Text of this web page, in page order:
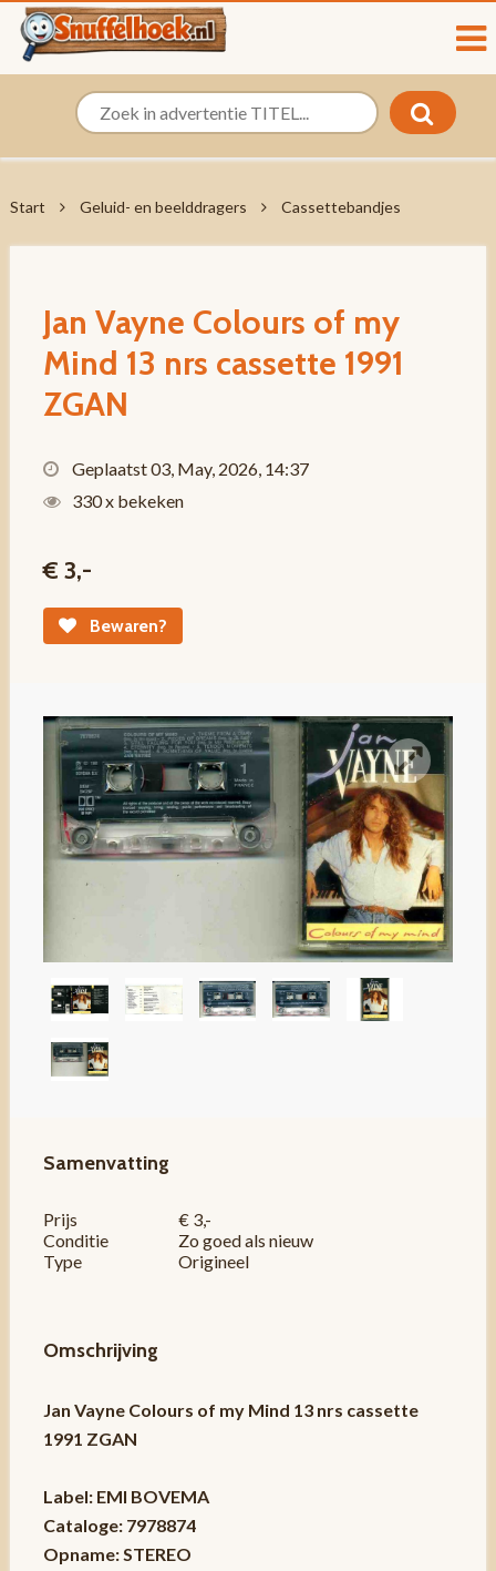
Start Geluid- en beelddragers Cassettebandjes
Jan Vayne Colours of my
Mind 13 nrs cassette 1991
ZGAN
Geplaatst 03, May, 2026, 14:37
330 x bekeken
€ 3,-
Bewaren?
Samenvatting
Prijs
€ 3,-
Conditie
Zo goed als nieuw
Type
Origineel
Omschrijving
Jan Vayne Colours of my Mind 13 nrs cassette
1991 ZGAN
Label: EMI BOVEMA
Cataloge: 7978874
Opname: STEREO